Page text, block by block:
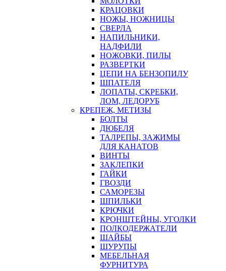
КРАЦОВКИ
НОЖЫ, НОЖНИЦЫ
СВЕРЛА
НАПИЛЬНИКИ,
НАДФИЛИ
НОЖОВКИ, ПИЛЫ
РАЗВЕРТКИ
ЦЕПИ НА БЕНЗОПИЛУ
ШПАТЕЛЯ
ЛОПАТЫ, СКРЕБКИ,
ЛОМ, ЛЕДОРУБ
КРЕПЕЖ, МЕТИЗЫ
БОЛТЫ
ДЮБЕЛЯ
ТАЛРЕПЫ, ЗАЖИМЫ
ДЛЯ КАНАТОВ
ВИНТЫ
ЗАКЛЕПКИ
ГАЙКИ
ГВОЗДИ
САМОРЕЗЫ
ШПИЛЬКИ
КРЮЧКИ
КРОНШТЕЙНЫ, УГОЛКИ
ПОЛКОДЕРЖАТЕЛИ
ШАЙБЫ
ШУРУПЫ
МЕБЕЛЬНАЯ
ФУРНИТУРА